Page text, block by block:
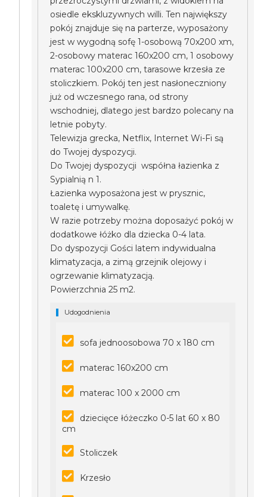
osiedle ekskluzywnych willi. Ten największy
pokój znajduje się na parterze, wyposażony
jest w wygodną sofę 1-osobową 70x200 xm,
2-osobowy materac 160x200 cm, 1 osobowy
materac 100x200 cm, tarasowe krzesła ze
stoliczkiem. Pokój ten jest nasłoneczniony
już od wczesnego rana, od strony
wschodniej, dlatego jest bardzo polecany na
letnie pobyty.
Telewizja grecka, Netflix, Internet Wi-Fi są
do Twojej dyspozycji.
Do Twojej dyspozycji współna łazienka z
Sypialnią n 1.
Łazienka wyposażona jest w prysznic,
toaletę i umywalkę.
W razie potrzeby można doposażyć pokój w
dodatkowe łóżko dla dziecka 0-4 lata.
Do dyspozycji Gości latem indywidualna
klimatyzacja, a zimą grzejnik olejowy i
ogrzewanie klimatyzacją.
Powierzchnia 25 m2.
Udogodnienia
sofa jednoosobowa 70 x 180 cm
materac 160x200 cm
materac 100 x 2000 cm
dziecięce łóżeczko 0-5 lat 60 x 80
cm
Stoliczek
Krzesło